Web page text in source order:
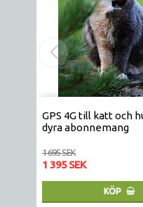
GPS 4G till katt och
dyra abonnemang
1 695 SEK
1 395 SEK
KÖP